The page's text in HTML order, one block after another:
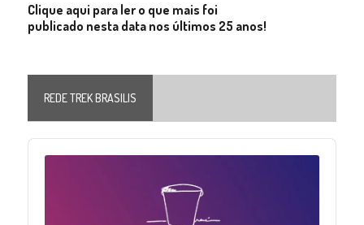
Clique aqui para ler o que mais foi
publicado nesta data nos últimos 25 anos!
REDE TREK BRASILIS
Audio
Player